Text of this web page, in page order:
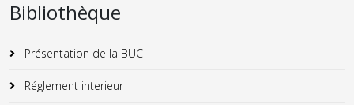
Bibliothèque
Présentation de la BUC
Réglement interieur